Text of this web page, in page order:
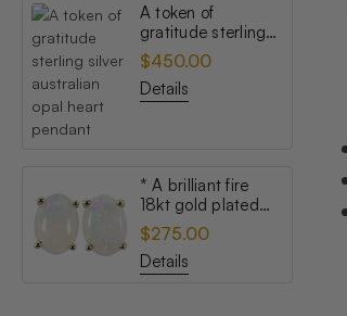
A token of
gratitude sterling
silver australian
opal heart pendant
$450.00
Details
* A brilliant fire
18kt gold plated
australian white
opal stud earrings
$275.00
Details